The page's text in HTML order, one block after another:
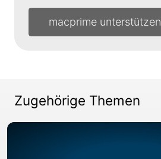
macprime unterstützen
Zugehörige Themen